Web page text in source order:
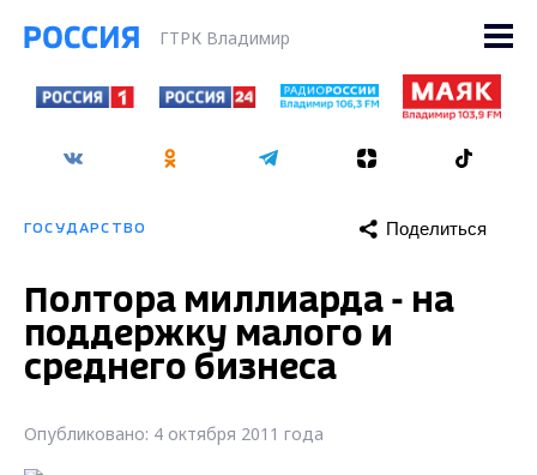
ГТРК Владимир
ГОСУДАРСТВО Поделиться
Полтора миллиарда - на
поддержку малого и
среднего бизнеса
Опубликовано: 4 октября 2011 года